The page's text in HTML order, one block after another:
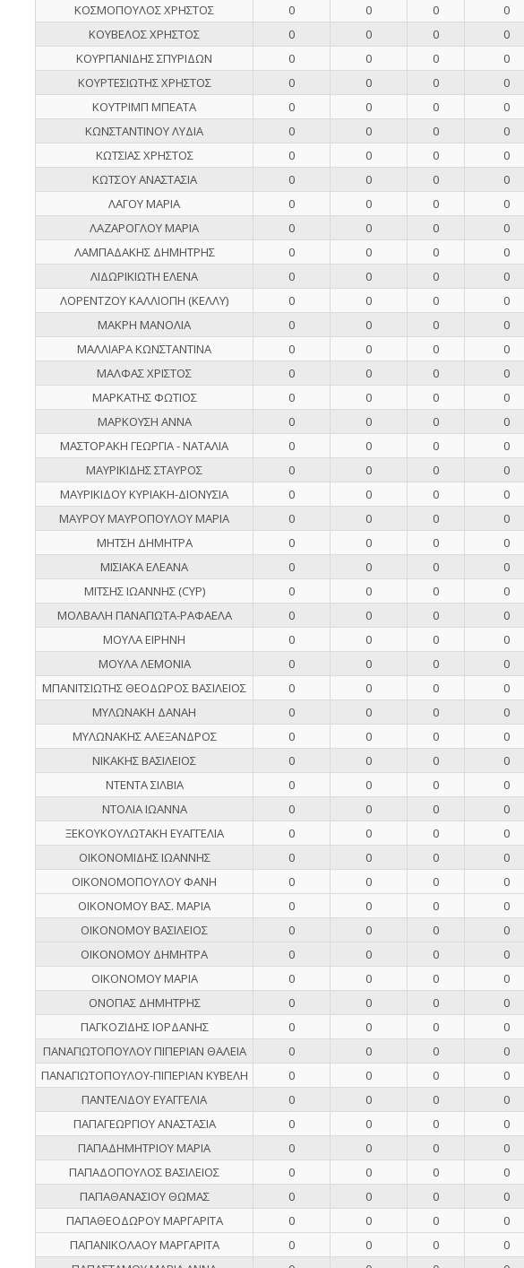
ΚΟΣΜΟΠΟΥΛΟΣ ΧΡΗΣΤΟΣ
0 0 0 0
ΚΟΥΒΕΛΟΣ ΧΡΗΣΤΟΣ
0 0 0 0
ΚΟΥΡΠΑΝΙΔΗΣ ΣΠΥΡΙΔΩΝ
0 0 0 0
ΚΟΥΡΤΕΣΙΩΤΗΣ ΧΡΗΣΤΟΣ
0 0 0 0
ΚΟΥΤΡΙΜΠ ΜΠΕΑΤΑ
0 0 0 0
ΚΩΝΣΤΑΝΤΙΝΟΥ ΛΥΔΙΑ
0 0 0 0
ΚΩΤΣΙΑΣ ΧΡΗΣΤΟΣ
0 0 0 0
ΚΩΤΣΟΥ ΑΝΑΣΤΑΣΙΑ
0 0 0 0
ΛΑΓΟΥ ΜΑΡΙΑ
0 0 0 0
ΛΑΖΑΡΟΓΛΟΥ ΜΑΡΙΑ
0 0 0 0
ΛΑΜΠΑΔΑΚΗΣ ΔΗΜΗΤΡΗΣ
0 0 0 0
ΛΙΔΩΡΙΚΙΩΤΗ ΕΛΕΝΑ
0 0 0 0
ΛΟΡΕΝΤΖΟΥ ΚΑΛΛΙΟΠΗ (ΚΕΛΛΥ)
0 0 0 0
ΜΑΚΡΗ ΜΑΝΟΛΙΑ
0 0 0 0
ΜΑΛΛΙΑΡΑ ΚΩΝΣΤΑΝΤΙΝΑ
0 0 0 0
ΜΑΛΦΑΣ ΧΡΙΣΤΟΣ
0 0 0 0
ΜΑΡΚΑΤΗΣ ΦΩΤΙΟΣ
0 0 0 0
ΜΑΡΚΟΥΣΗ ΑΝΝΑ
0 0 0 0
ΜΑΣΤΟΡΑΚΗ ΓΕΩΡΓΙΑ - ΝΑΤΑΛΙΑ
0 0 0 0
ΜΑΥΡΙΚΙΔΗΣ ΣΤΑΥΡΟΣ
0 0 0 0
ΜΑΥΡΙΚΙΔΟΥ ΚΥΡΙΑΚΗ-ΔΙΟΝΥΣΙΑ
0 0 0 0
ΜΑΥΡΟΥ ΜΑΥΡΟΠΟΥΛΟΥ ΜΑΡΙΑ
0 0 0 0
ΜΗΤΣΗ ΔΗΜΗΤΡΑ
0 0 0 0
ΜΙΣΙΑΚΑ ΕΛΕΑΝΑ
0 0 0 0
ΜΙΤΣΗΣ ΙΩΑΝΝΗΣ (CYP)
0 0 0 0
ΜΟΛΒΑΛΗ ΠΑΝΑΓΙΩΤΑ-ΡΑΦΑΕΛΑ
0 0 0 0
ΜΟΥΛΑ ΕΙΡΗΝΗ
0 0 0 0
ΜΟΥΛΑ ΛΕΜΟΝΙΑ
0 0 0 0
ΜΠΑΝΙΤΣΙΩΤΗΣ ΘΕΟΔΩΡΟΣ ΒΑΣΙΛΕΙΟΣ
0 0 0 0
ΜΥΛΩΝΑΚΗ ΔΑΝΑΗ
0 0 0 0
ΜΥΛΩΝΑΚΗΣ ΑΛΕΞΑΝΔΡΟΣ
0 0 0 0
ΝΙΚΑΚΗΣ ΒΑΣΙΛΕΙΟΣ
0 0 0 0
ΝΤΕΝΤΑ ΣΙΛΒΙΑ
0 0 0 0
ΝΤΟΛΙΑ ΙΩΑΝΝΑ
0 0 0 0
ΞΕΚΟΥΚΟΥΛΩΤΑΚΗ ΕΥΑΓΓΕΛΙΑ
0 0 0 0
ΟΙΚΟΝΟΜΙΔΗΣ ΙΩΑΝΝΗΣ
0 0 0 0
ΟΙΚΟΝΟΜΟΠΟΥΛΟΥ ΦΑΝΗ
0 0 0 0
ΟΙΚΟΝΟΜΟΥ ΒΑΣ. ΜΑΡΙΑ
0 0 0 0
ΟΙΚΟΝΟΜΟΥ ΒΑΣΙΛΕΙΟΣ
0 0 0 0
ΟΙΚΟΝΟΜΟΥ ΔΗΜΗΤΡΑ
0 0 0 0
ΟΙΚΟΝΟΜΟΥ ΜΑΡΙΑ
0 0 0 0
ΟΝΟΠΑΣ ΔΗΜΗΤΡΗΣ
0 0 0 0
ΠΑΓΚΟΖΙΔΗΣ ΙΟΡΔΑΝΗΣ
0 0 0 0
ΠΑΝΑΓΙΩΤΟΠΟΥΛΟΥ ΠΙΠΕΡΙΑΝ ΘΑΛΕΙΑ
0 0 0 0
ΠΑΝΑΓΙΩΤΟΠΟΥΛΟΥ-ΠΙΠΕΡΙΑΝ ΚΥΒΕΛΗ
0 0 0 0
ΠΑΝΤΕΛΙΔΟΥ ΕΥΑΓΓΕΛΙΑ
0 0 0 0
ΠΑΠΑΓΕΩΡΓΙΟΥ ΑΝΑΣΤΑΣΙΑ
0 0 0 0
ΠΑΠΑΔΗΜΗΤΡΙΟΥ ΜΑΡΙΑ
0 0 0 0
ΠΑΠΑΔΟΠΟΥΛΟΣ ΒΑΣΙΛΕΙΟΣ
0 0 0 0
ΠΑΠΑΘΑΝΑΣΙΟΥ ΘΩΜΑΣ
0 0 0 0
ΠΑΠΑΘΕΟΔΩΡΟΥ ΜΑΡΓΑΡΙΤΑ
0 0 0 0
ΠΑΠΑΝΙΚΟΛΑΟΥ ΜΑΡΓΑΡΙΤΑ
0 0 0 0